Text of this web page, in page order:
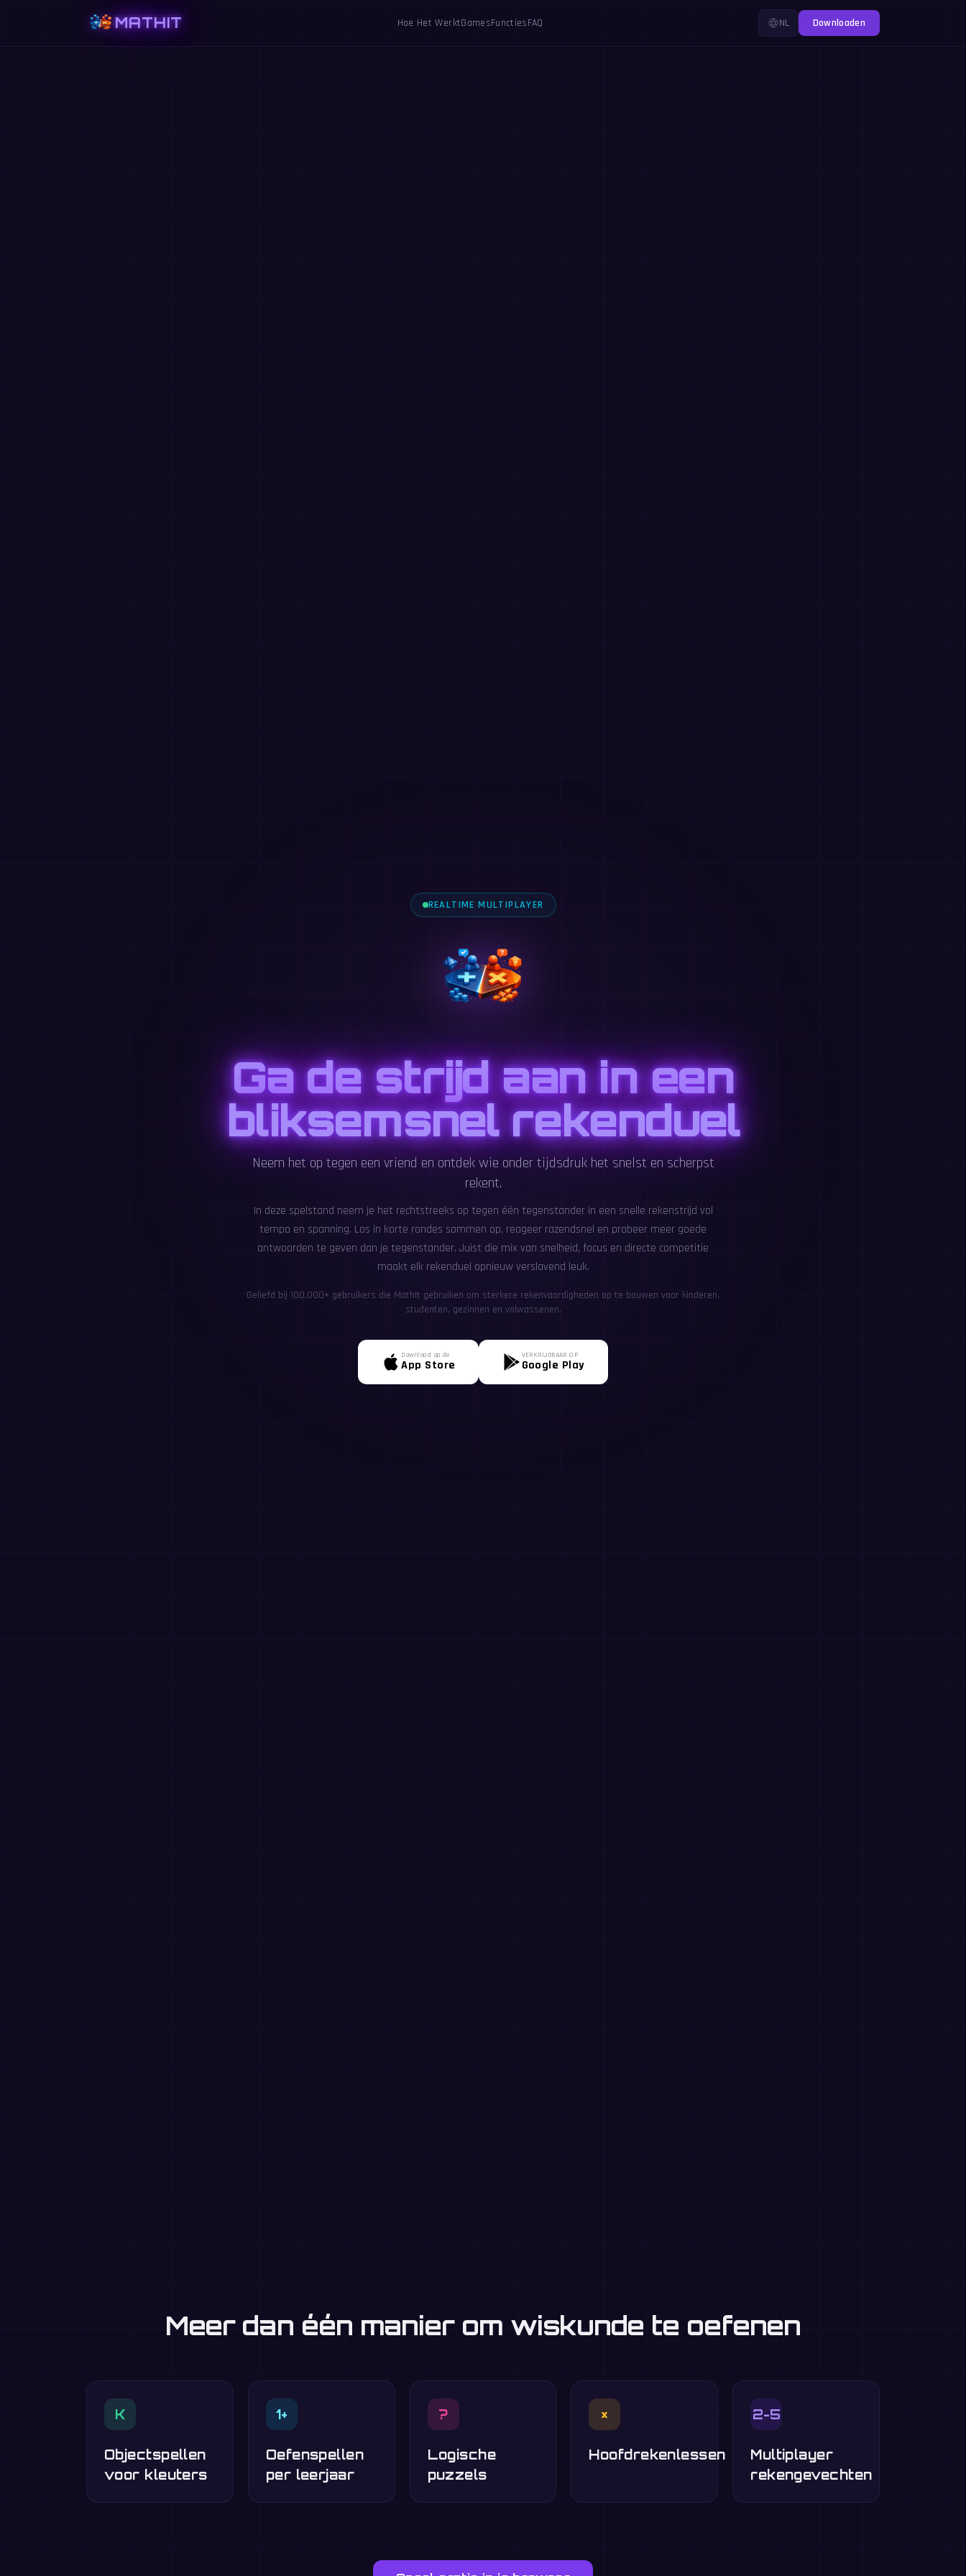
MATHIT Hoe Het WerktGamesFunctiesFAQ NL Downloaden
REALTIME MULTIPLAYER
Ga de strijd aan in een
bliksemsnel rekenduel
Neem het op tegen een vriend en ontdek wie onder tijdsdruk het snelst en scherpst
rekent.
In deze spelstand neem je het rechtstreeks op tegen één tegenstander in een snelle rekenstrijd vol
tempo en spanning. Los in korte rondes sommen op, reageer razendsnel en probeer meer goede
antwoorden te geven dan je tegenstander. Juist die mix van snelheid, focus en directe competitie
maakt elk rekenduel opnieuw verslavend leuk.
Geliefd bij 100,000+ gebruikers die MathIt gebruiken om sterkere rekenvaardigheden op te bouwen voor kinderen,
studenten, gezinnen en volwassenen.
Download op de
App Store
VERKRIJGBAAR OP
Google Play
Meer dan één manier om wiskunde te oefenen
K
Objectspellen
voor kleuters
1+
Oefenspellen
per leerjaar
?
Logische
puzzels
×
Hoofdrekenlessen
2-5
Multiplayer
rekengevechten